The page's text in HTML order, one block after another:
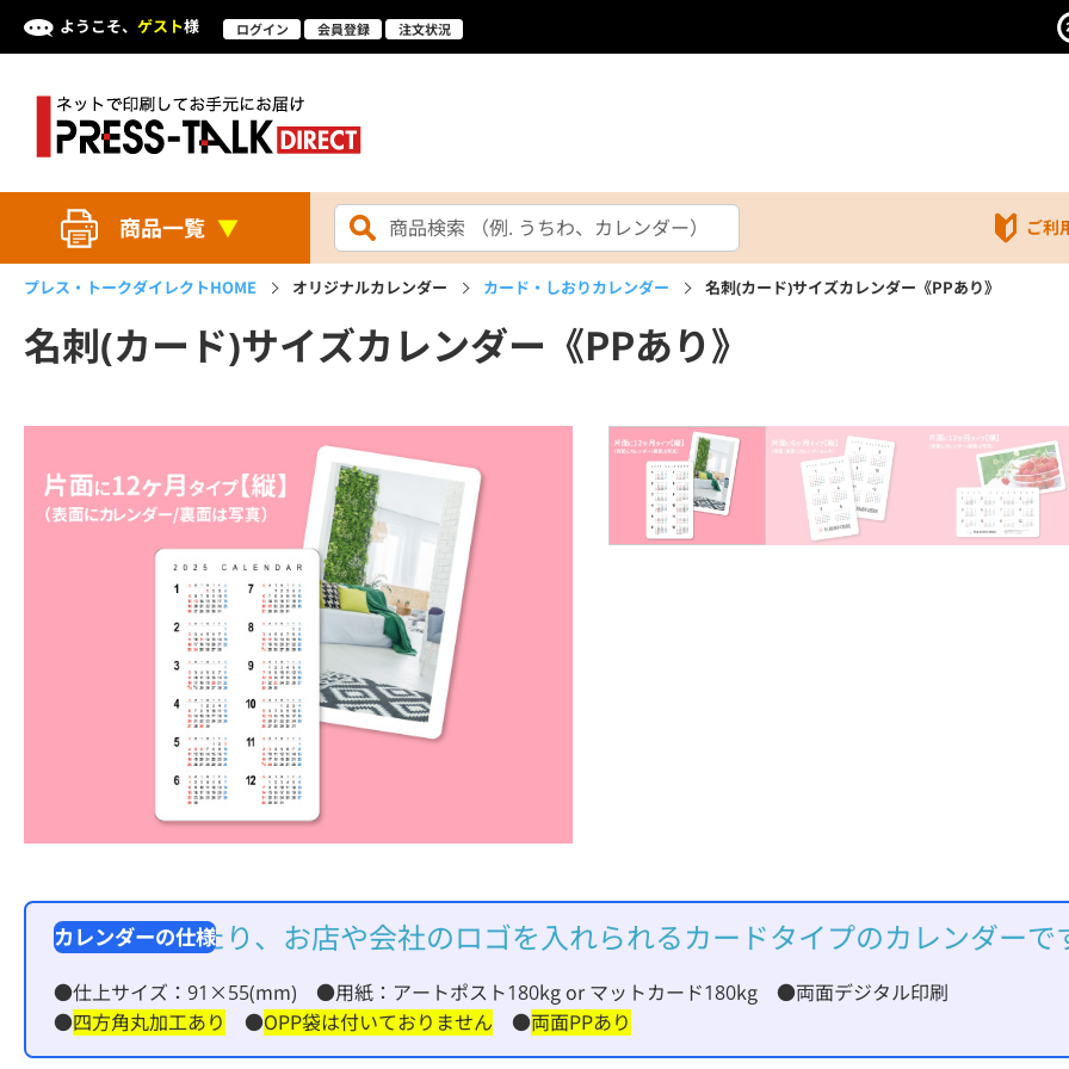
ようこそ、 ゲスト様 ログイン 会員登録 注文状況
商品一覧 ご利
プレス・トークダイレクトHOME オリジナルカレンダー カード・しおりカレンダー 名刺(カード)サイズカレンダー《PPあり》
名刺(カード)サイズカレンダー《PPあり》
写真を入れたり、お店や会社のロゴを入れられるカードタイプのカレンダーで
●仕上サイズ：91×55(mm) ●用紙：アートポスト180kg or マットカード180kg ●両面デジタル印刷
●四方角丸加工あり ●OPP袋は付いておりません ●両面PPあり